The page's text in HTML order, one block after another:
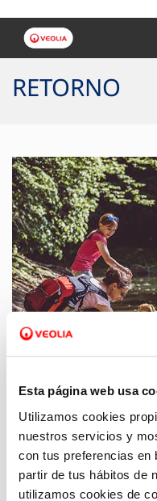
Esta página web usa
Utilizamos cookies
nuestros servicios y
con tus preferencias en
partir de tus hábitos de
utilizamos cookies de
RETORNO
Retorno al
En esta última
no utilizada se
conducciones